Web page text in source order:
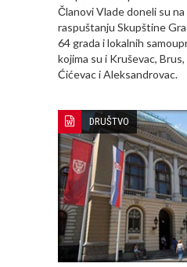
Članovi Vlade doneli su
raspuštanju Skupštine
64 grada i lokalnih
kojima su i Kruševac,
Ćićevac i Aleksandrovac.
DRUŠTVO